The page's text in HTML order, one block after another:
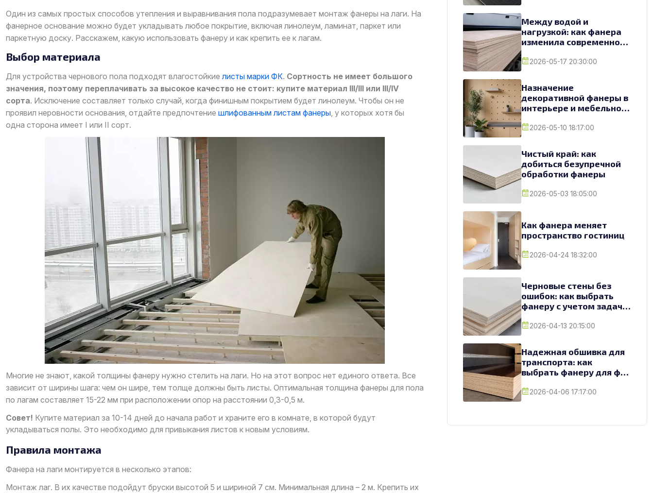
Один из самых простых способов утепления и выравнивания пола подразумевает монтаж фанеры на лаги. На
фанерное основание можно будет укладывать любое покрытие, включая линолеум, ламинат, паркет или
паркетную доску. Расскажем, какую использовать фанеру и как крепить ее к лагам.
Выбор материала
Для устройства чернового пола подходят влагостойкие листы марки ФК. Сортность не имеет большого
значения, поэтому переплачивать за высокое качество не стоит: купите материал III/III или III/IV
сорта. Исключение составляет только случай, когда финишным покрытием будет линолеум. Чтобы он не
проявил неровности основания, отдайте предпочтение шлифованным листам фанеры , у которых хотя бы
одна сторона имеет I или II сорт.
Многие не знают, какой толщины фанеру нужно стелить на лаги. Но на этот вопрос нет единого ответа. Все
зависит от ширины шага: чем он шире, тем толще должны быть листы. Оптимальная толщина фанеры для пола
по лагам составляет 15-22 мм при расположении опор на расстоянии 0,3-0,5 м.
Совет! Купите материал за 10-14 дней до начала работ и храните его в комнате, в которой будут
укладываться полы. Это необходимо для привыкания листов к новым условиям.
Правила монтажа
Фанера на лаги монтируется в несколько этапов:
Монтаж лаг. В их качестве подойдут бруски высотой 5 и шириной 7 см. Минимальная длина – 2 м. Крепить их
Между водой и
нагрузкой: как фанера
изменила современное
2026-05-17 20:30:00
Назначение
декоративной фанеры в
интерьере и мебельном
2026-05-10 18:17:00
Чистый край: как
добиться безупречной
обработки фанеры
2026-05-03 18:05:00
Как фанера меняет
пространство гостиниц
2026-04-24 18:32:00
Черновые стены без
ошибок: как выбрать
фанеру с учетом задач и
2026-04-13 20:15:00
Надежная обшивка для
транспорта: как
выбрать фанеру для фур
2026-04-06 17:17:00